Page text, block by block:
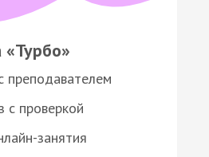
преподавателем
с проверкой
занятия